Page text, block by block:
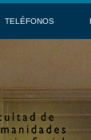
TELÉFONOS